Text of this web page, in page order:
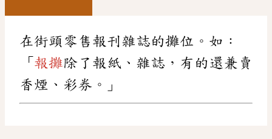
在街頭零售報刊雜誌的攤位。如：
「 報攤除了報紙、雜誌，有的還兼賣
香煙、彩券。」